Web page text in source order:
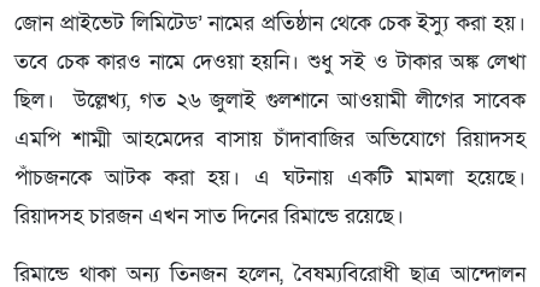
জোন প্রাইভেট লিমিটেড’ নামের প্রতিষ্ঠান থেকে চেক ইস্যু করা হয়।
তবে চেক কারও নামে দেওয়া হয়নি। শুধু সই ও টাকার অঙ্ক লেখা
ছিল। উল্লেখ্য, গত ২৬ জুলাই গুলশানে আওয়ামী লীগের সাবেক
এমপি শাম্মী আহমেদের বাসায় চাঁদাবাজির অভিযোগে রিয়াদসহ
পাঁচজনকে আটক করা হয়। এ ঘটনায় একটি মামলা হয়েছে।
রিয়াদসহ চারজন এখন সাত দিনের রিমান্ডে রয়েছে।
রিমান্ডে থাকা অন্য তিনজন হলেন, বৈষম্যবিরোধী ছাত্র আন্দোলন